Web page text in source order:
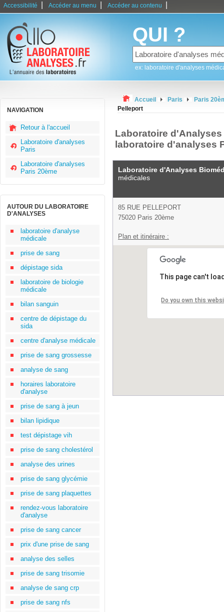
Accessibilité Accéder au menu Accéder au contenu
QUI ?
ex: laboratoire d'analyses
NAVIGATION
Retour à l'accueil
Laboratoire d'analyses
Paris
Laboratoire d'analyses
Paris 20ème
AUTOUR DU LABORATOIRE
D'ANALYSES
laboratoire d'analyse
médicale
prise de sang
dépistage sida
laboratoire de biologie
médicale
bilan sanguin
centre de dépistage du
sida
centre d'analyse médicale
prise de sang grossesse
analyse de sang
horaires laboratoire
d'analyse
prise de sang à jeun
bilan lipidique
test dépistage vih
prise de sang cholestérol
analyse des urines
prise de sang glycémie
prise de sang plaquettes
rendez-vous laboratoire
d'analyse
prise de sang cancer
prix d'une prise de sang
analyse des selles
prise de sang trisomie
analyse de sang crp
prise de sang nfs
Accueil Paris
Paris
Pelleport
Laboratoire
laboratoire d'analyses
Laboratoire d'Analyses
médicales
85 RUE PELLEPORT
75020 Paris 20ème
Plan et itinéraire :
This page can't
Do you own this